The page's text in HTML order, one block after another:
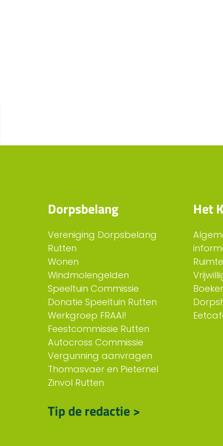
Dorpsbelang
Vereniging Dorpsbelang
Rutten
Wonen
Windmolengelden
Speeltuin Commissie
Donatie Speeltuin Rutten
Werkgroep FRAAI!
Feestcommissie Rutten
Autocross Commissie
Vergunning aanvragen
Thomasvaer en Pieternel
Zinvol Rutten
Het
Tip de redactie >